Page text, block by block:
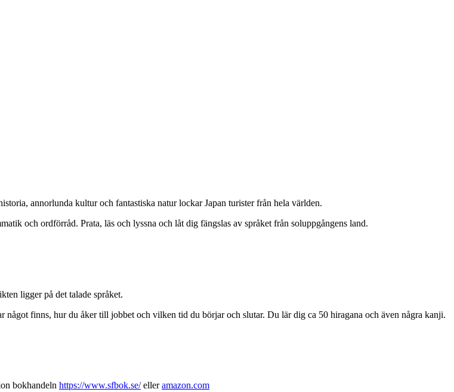
annorlunda kultur och fantastiska natur lockar Japan turister från hela världen.
och ordförråd. Prata, läs och lyssna och låt dig fängslas av språket från soluppgångens land.
ligger på det talade språket.
något finns, hur du åker till jobbet och vilken tid du börjar och slutar. Du lär dig ca 50 hiragana och även några kanji.
bokhandeln https://www.sfbok.se/elleramazon.com